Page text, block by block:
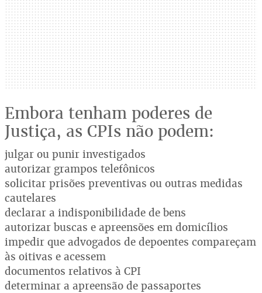
Embora tenham poderes de
Justiça, as CPIs não podem:
julgar ou punir investigados
autorizar grampos telefônicos
solicitar prisões preventivas ou outras medidas
cautelares
declarar a indisponibilidade de bens
autorizar buscas e apreensões em domicílios
impedir que advogados de depoentes compareçam
às oitivas e acessem
documentos relativos à CPI
determinar a apreensão de passaportes